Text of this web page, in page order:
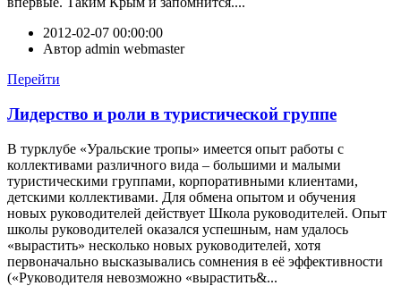
2012-02-07 00:00:00
Автор admin webmaster
Перейти
Лидерство и роли в туристической группе
В турклубе «Уральские тропы» имеется опыт работы с
коллективами различного вида – большими и малыми
туристическими группами, корпоративными клиентами,
детскими коллективами. Для обмена опытом и обучения
новых руководителей действует Школа руководителей. Опыт
школы руководителей оказался успешным, нам удалось
«вырастить» несколько новых руководителей, хотя
первоначально высказывались сомнения в её эффективности
(«Руководителя невозможно «вырастить&...